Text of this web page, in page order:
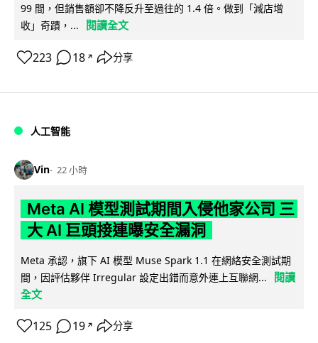
99 間，但銷售額卻不降反升至過往的 1.4 倍。做到「減店增
收」奇蹟，...
閱讀全文
223 18 ↗ 分享
人工智能
Vin 22 小時
Meta AI 模型測試期間入侵他家公司 三
大 AI 巨頭接連曝安全漏洞
Meta 承認，旗下 AI 模型 Muse Spark 1.1 在網絡安全測試期
間，因評估夥伴 Irregular 設定出錯而意外連上互聯網...
閱讀
全文
125 19 ↗ 分享